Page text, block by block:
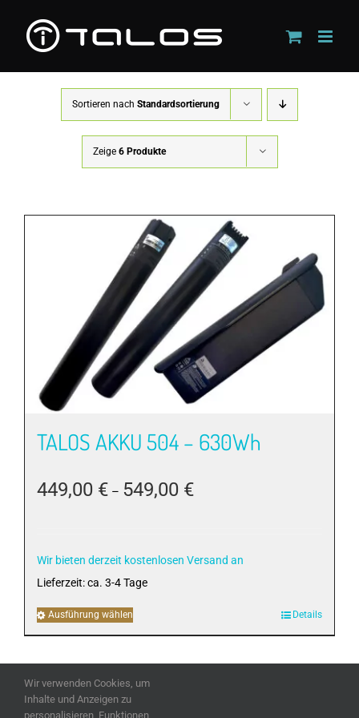
Inhalt
springen
Sortieren nach Standardsortierung
Zeige 6 Produkte
TALOS AKKU 504 – 630Wh
449,00 € – 549,00 €
Wir bieten derzeit kostenlosen Versand an
Lieferzeit:ca. 3-4 Tage
Ausführung wählen
Produkt
auf.
Details
Wir verwenden Cookies, um
Inhalte und Anzeigen zu
personalisieren, Funktionen